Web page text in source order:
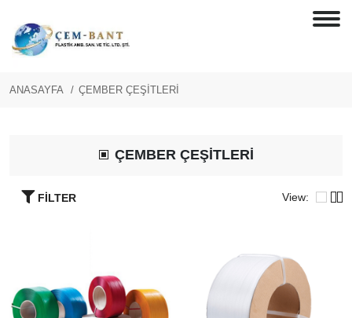
ANASAYFA ÇEMBER ÇEŞİTLERİ
ÇEMBER ÇEŞİTLERİ
FILTER View: